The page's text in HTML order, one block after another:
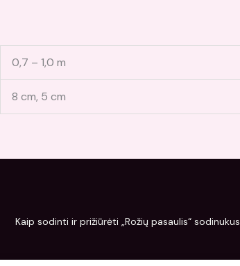
0,7 – 1,0 m
8 cm, 5 cm
Kaip sodinti ir prižiūrėti „Rožių pasaulis“ sodinukus